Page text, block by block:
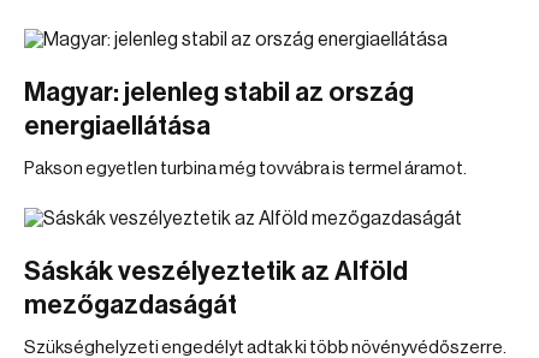
Magyar: jelenleg stabil az ország
energiaellátása
Pakson egyetlen turbina még tovvábra is termel áramot.
Sáskák veszélyeztetik az Alföld
mezőgazdaságát
Szükséghelyzeti engedélyt adtak ki több növényvédőszerre.